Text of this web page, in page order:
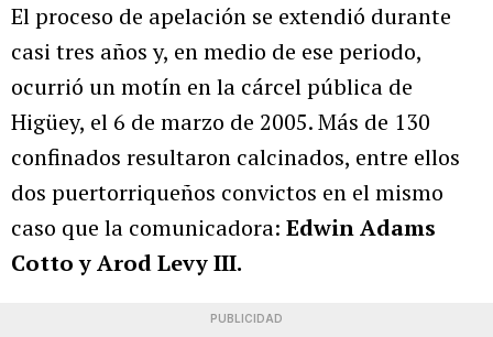
El proceso de apelación se extendió durante
casi tres años y, en medio de ese periodo,
ocurrió un motín en la cárcel pública de
Higüey, el 6 de marzo de 2005. Más de 130
confinados resultaron calcinados, entre ellos
dos puertorriqueños convictos en el mismo
caso que la comunicadora: Edwin Adams
Cotto y Arod Levy III.
PUBLICIDAD